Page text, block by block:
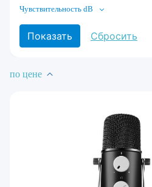
Чувствительность dB
по цене